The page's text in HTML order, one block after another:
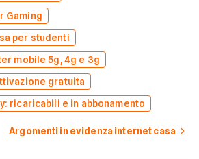
Gaming
per studenti
mobile 5g, 4g e 3g
gratuita
ricaricabili e in abbonamento
Argomenti in evidenza internet casa